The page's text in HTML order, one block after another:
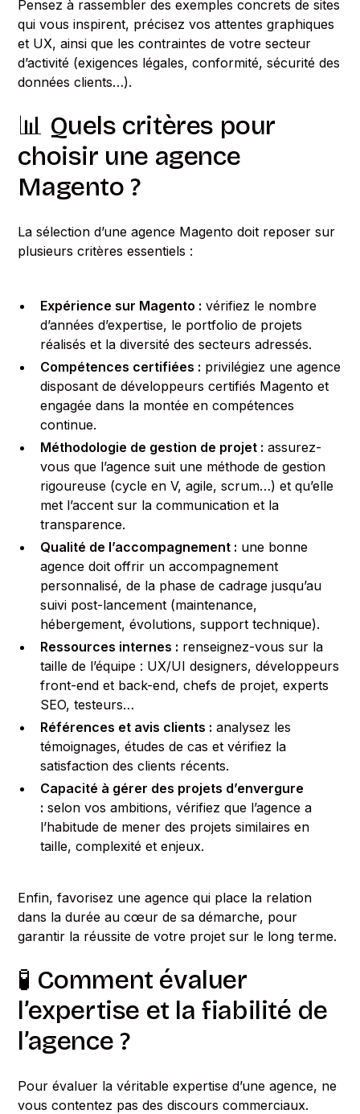
Pensez à rassembler des exemples concrets de sites
qui vous inspirent, précisez vos attentes graphiques
et UX, ainsi que les contraintes de votre secteur
d’activité (exigences légales, conformité, sécurité des
données clients…).
📊 Quels critères pour
choisir une agence
Magento ?
La sélection d’une agence Magento doit reposer sur
plusieurs critères essentiels :
Expérience sur Magento : vérifiez le nombre
d’années d’expertise, le portfolio de projets
réalisés et la diversité des secteurs adressés.
Compétences certifiées : privilégiez une agence
disposant de développeurs certifiés Magento et
engagée dans la montée en compétences
continue.
Méthodologie de gestion de projet : assurez-
vous que l’agence suit une méthode de gestion
rigoureuse (cycle en V, agile, scrum…) et qu’elle
met l’accent sur la communication et la
transparence.
Qualité de l’accompagnement : une bonne
agence doit offrir un accompagnement
personnalisé, de la phase de cadrage jusqu’au
suivi post-lancement (maintenance,
hébergement, évolutions, support technique).
Ressources internes : renseignez-vous sur la
taille de l’équipe : UX/UI designers, développeurs
front-end et back-end, chefs de projet, experts
SEO, testeurs…
Références et avis clients : analysez les
témoignages, études de cas et vérifiez la
satisfaction des clients récents.
Capacité à gérer des projets d’envergure
: selon vos ambitions, vérifiez que l’agence a
l’habitude de mener des projets similaires en
taille, complexité et enjeux.
Enfin, favorisez une agence qui place la relation
dans la durée au cœur de sa démarche, pour
garantir la réussite de votre projet sur le long terme.
🧪 Comment évaluer
l’expertise et la fiabilité de
l’agence ?
Pour évaluer la véritable expertise d’une agence, ne
vous contentez pas des discours commerciaux.